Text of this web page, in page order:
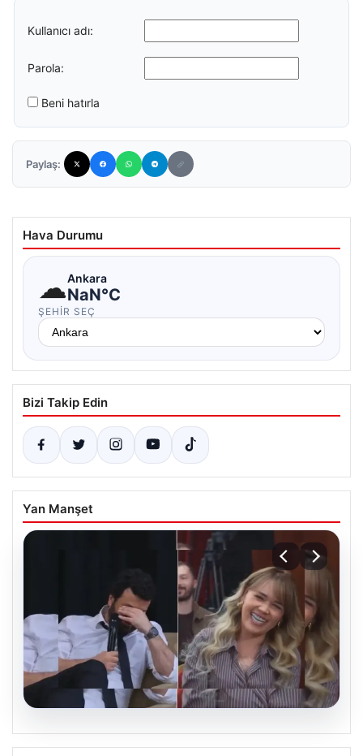
Kullanıcı adı:
Parola:
Beni hatırla
Paylaş:
Hava Durumu
☁Ankara
NaN°C
ŞEHIR SEÇ
Bizi Takip Edin
Yan Manşet
07.08.2026